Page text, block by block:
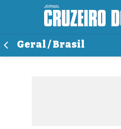
Geral / Brasil